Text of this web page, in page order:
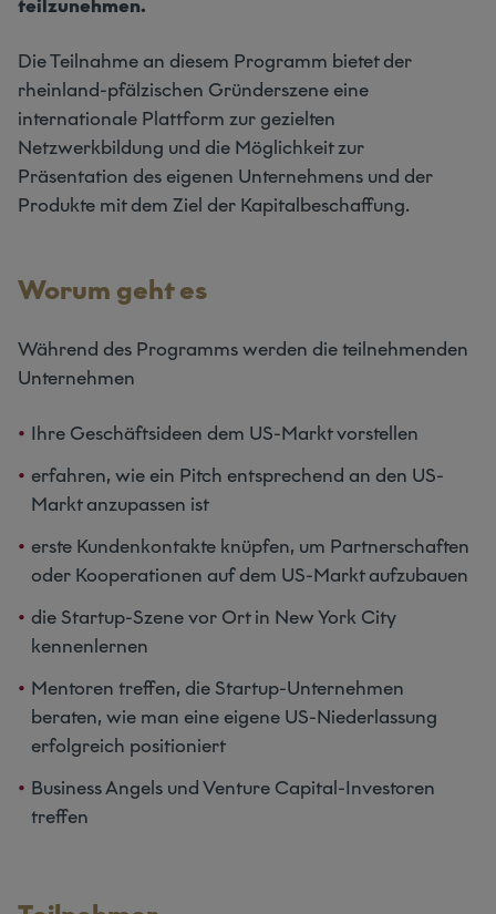
teilzunehmen.
Die Teilnahme an diesem Programm bietet der
rheinland-pfälzischen Gründerszene eine
internationale Plattform zur gezielten
Netzwerkbildung und die Möglichkeit zur
Präsentation des eigenen Unternehmens und der
Produkte mit dem Ziel der Kapitalbeschaffung.
Worum geht es
Während des Programms werden die teilnehmenden
Unternehmen
Ihre Geschäftsideen dem US-Markt vorstellen
erfahren, wie ein Pitch entsprechend an den US-
Markt anzupassen ist
erste Kundenkontakte knüpfen, um Partnerschaften
oder Kooperationen auf dem US-Markt aufzubauen
die Startup-Szene vor Ort in New York City
kennenlernen
Mentoren treffen, die Startup-Unternehmen
beraten, wie man eine eigene US-Niederlassung
erfolgreich positioniert
Business Angels und Venture Capital-Investoren
treffen